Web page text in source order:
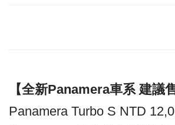
【全新Panamera車系 建議
Panamera Turbo S NTD